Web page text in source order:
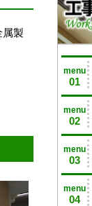
製
menu
01
menu
02
menu
03
menu
04